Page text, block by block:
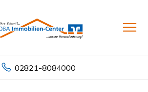
02821-8084000